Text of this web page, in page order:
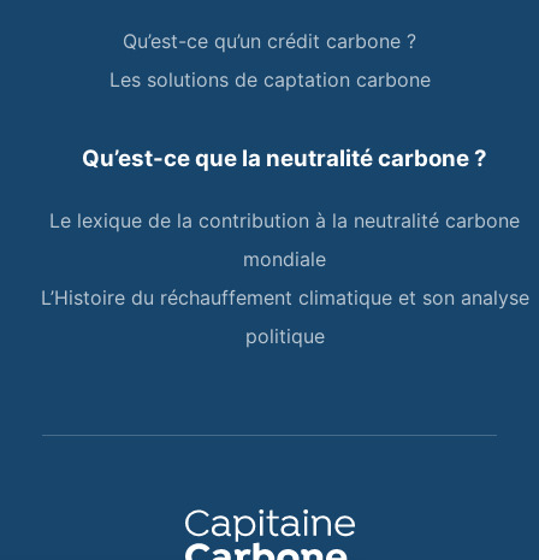
Qu’est-ce qu’un crédit carbone ?
Les solutions de captation carbone
Qu’est-ce que la neutralité carbone ?
Le lexique de la contribution à la neutralité carbone
mondiale
L’Histoire du réchauffement climatique et son analyse
politique